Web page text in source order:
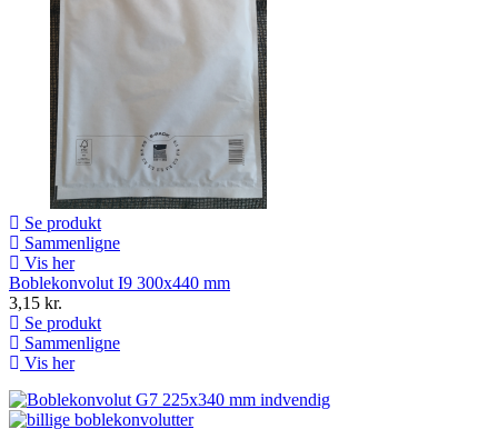
Se produkt
Sammenligne
Vis her
Boblekonvolut I9 300x440 mm
3,15 kr.
Se produkt
Sammenligne
Vis her